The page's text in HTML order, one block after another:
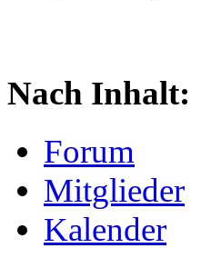
Nach Inhalt:
Forum
Mitglieder
Kalender